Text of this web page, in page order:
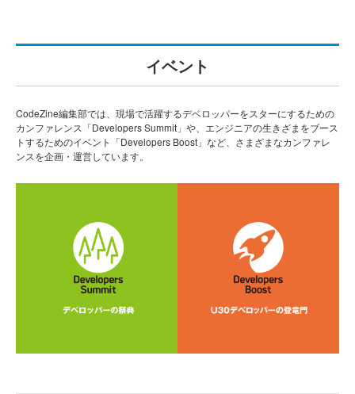
イベント
CodeZine編集部では、現場で活躍するデベロッパーをスターにするための
カンファレンス「Developers Summit」や、エンジニアの生きざまをブース
トするためのイベント「Developers Boost」など、さまざまなカンファレ
ンスを企画・運営しています。